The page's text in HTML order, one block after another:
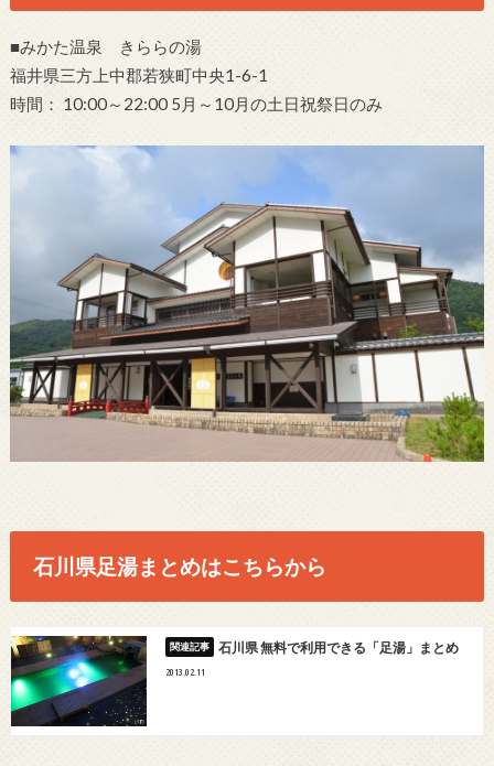
■みかた温泉 きららの湯
福井県三方上中郡若狭町中央1-6-1
時間： 10:00～22:00 5月～10月の土日祝祭日のみ
石川県足湯まとめはこちらから
石川県 無料で利用できる「足湯」まとめ
2013.02.11